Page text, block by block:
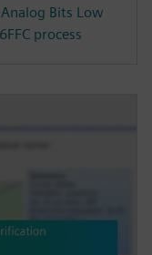
Bits Low
process